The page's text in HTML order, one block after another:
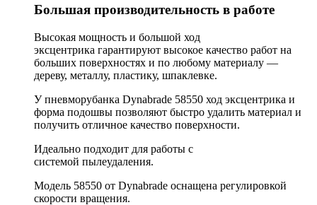
Большая производительность в работе
Высокая мощность и большой ход
эксцентрика гарантируют высокое качество работ на
больших поверхностях и по любому материалу —
дереву, металлу, пластику, шпаклевке.
У пневморубанка Dynabrade 58550 ход эксцентрика и
форма подошвы позволяют быстро удалить материал и
получить отличное качество поверхности.
Идеально подходит для работы с
системой пылеудаления.
Модель 58550 от Dynabrade оснащена регулировкой
скорости вращения.